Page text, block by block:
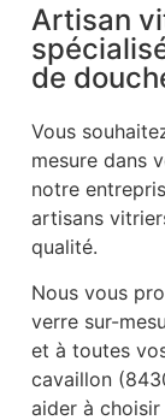
Artisan
de
Vous
mesure dans
notre
artisans
qualité.
Nous vous
verre sur-
et à toutes
cavaillon
aider à